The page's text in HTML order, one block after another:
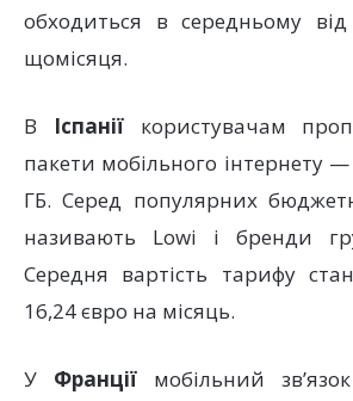
обходиться в середньому
щомісяця.
В Іспаніїкористувачам
пакети мобільного інтернету
ГБ. Серед популярних
називають Lowi і бренди
Середня вартість тарифу
16,24 євро на місяць.
У Франції мобільний